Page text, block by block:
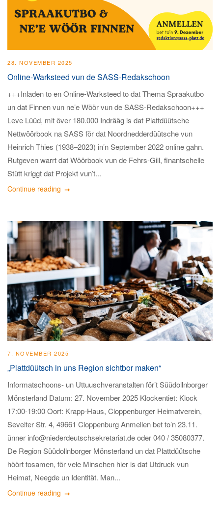
28. NOVEMBER 2025
Online-Warksteed vun de SASS-Redakschoon
+++Inladen to en Online-Warksteed to dat Thema Spraakutbo
un dat Finnen vun ne’e Wöör vun de SASS-Redakschoon+++
Leve Lüüd, mit över 180.000 Indrääg is dat Plattdüütsche
Nettwöörbook na SASS för dat Noordnedderdüütsche vun
Heinrich Thies (1938–2023) in’n September 2022 online gahn.
Rutgeven warrt dat Wöörbook vun de Fehrs-Gill, finantschelle
Stütt kriggt dat Projekt vun’t...
Continue reading
7. NOVEMBER 2025
„Plattdüütsch in uns Region sichtbor maken“
Informatschoons- un Uttuuschveranstalten för’t Süüdollnborger
Mönsterland Datum: 27. November 2025 Klockentiet: Klock
17:00-19:00 Oort: Krapp-Haus, Cloppenburger Heimatverein,
Sevelter Str. 4, 49661 Cloppenburg Anmellen bet to’n 23.11.
ünner info@niederdeutschsekretariat.de oder 040 / 35080377.
De Region Süüdollnborger Mönsterland un dat Plattdüütsche
höört tosamen, för vele Minschen hier is dat Utdruck vun
Heimat, Neegde un Identität. Man...
Continue reading